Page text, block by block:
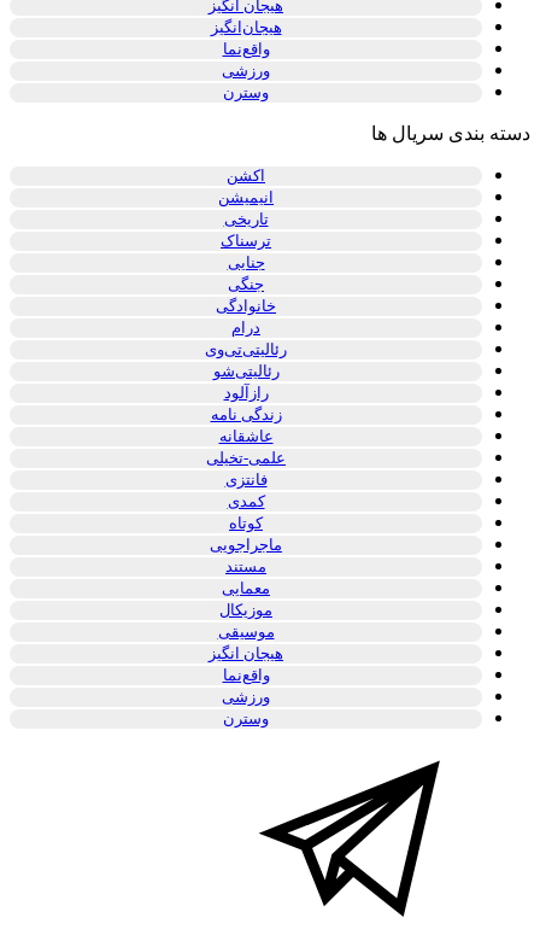
هیجان انگیز
هیجان‌انگیز
واقع‌نما
ورزشی
وسترن
دسته بندی سریال ها
اکشن
انیمیشن
تاریخی
ترسناک
جنایی
جنگی
خانوادگی
درام
رئالیتی‌تی‌وی
رئالیتی‌شو
رازآلود
زندگی نامه
عاشقانه
علمی-تخیلی
فانتزی
کمدی
کوتاه
ماجراجویی
مستند
معمایی
موزیکال
موسیقی
هیجان انگیز
واقع‌نما
ورزشی
وسترن